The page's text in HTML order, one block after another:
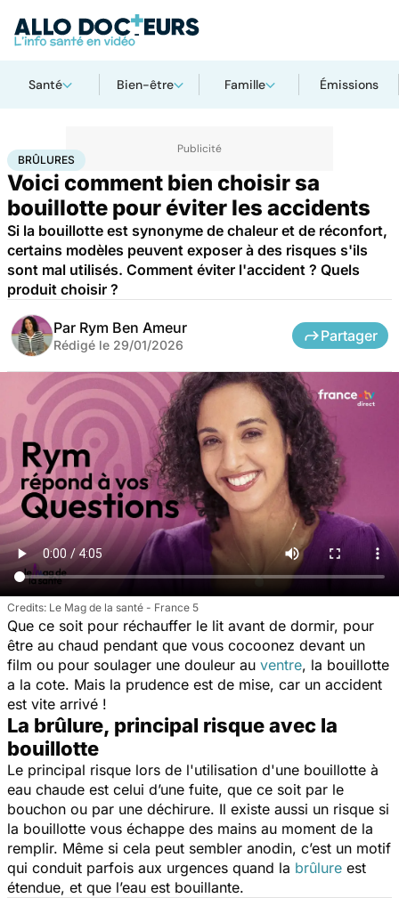
Santé Bien-être Famille Émissions
AccueilBien-être
BRÛLURES
Voici comment bien choisir sa
bouillotte pour éviter les accidents
Si la bouillotte est synonyme de chaleur et de réconfort,
certains modèles peuvent exposer à des risques s'ils
sont mal utilisés. Comment éviter l'accident ? Quels
produit choisir ?
Par Rym Ben Ameur
Rédigé le 29/01/2026
Partager
Le Mag de la santé - France 5
Que ce soit pour réchauffer le lit avant de dormir, pour
être au chaud pendant que vous cocoonez devant un
film ou pour soulager une douleur au ventre, la bouillotte
a la cote. Mais la prudence est de mise, car un accident
est vite arrivé !
La brûlure, principal risque avec la
bouillotte
Le principal risque lors de l'utilisation d'une bouillotte à
eau chaude est celui d’une fuite, que ce soit par le
bouchon ou par une déchirure. Il existe aussi un risque si
la bouillotte vous échappe des mains au moment de la
remplir. Même si cela peut sembler anodin, c’est un motif
qui conduit parfois aux urgences quand la brûlure est
étendue, et que l’eau est bouillante.